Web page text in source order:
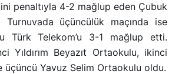
penaltıyla 4-2 mağlup eden Çubuk
Turnuvada üçüncülük maçında ise
Türk Telekom’u 3-1 mağlup etti.
Yıldırım Beyazıt Ortaokulu, ikinci
üçüncü Yavuz Selim Ortaokulu oldu.